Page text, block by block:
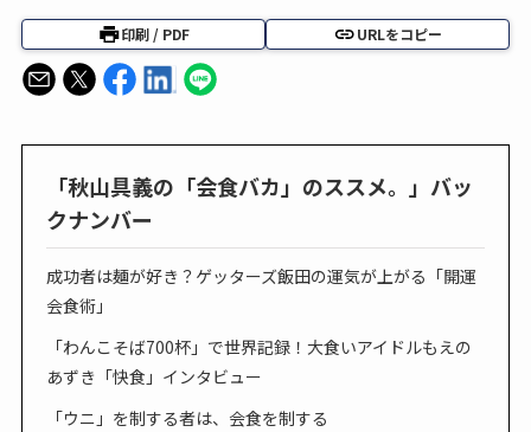
印刷 / PDF URLをコピー
「秋山具義の「会食バカ」のススメ。」バッ
クナンバー
成功者は麺が好き？ゲッターズ飯田の運気が上がる「開運
会食術」
「わんこそば700杯」で世界記録！大食いアイドルもえの
あずき「快食」インタビュー
「ウニ」を制する者は、会食を制する